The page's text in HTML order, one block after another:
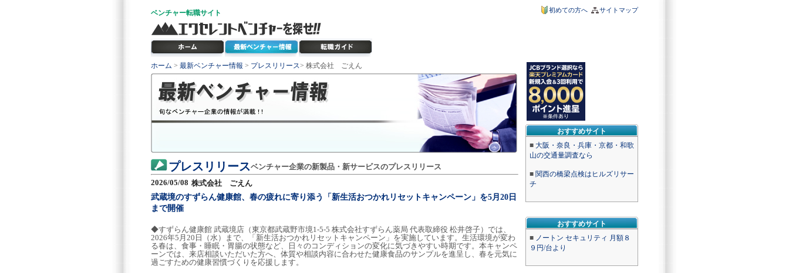
ベンチャー転職サイト サイトマップ
初めての方へ
おすすめサイト
■ 大阪・奈良・兵庫・京都・和歌
山の交通量調査なら
■ 関西の橋梁点検はヒルズリサー
チ
おすすめサイト
■ ノートン セキュリティ 月額８
９円/台より
ホーム > 最新ベンチャー情報 > プレスリリース> 株式会社 ごえん
プレスリリースベンチャー企業の新製品・新サービスのプレスリリース
2026/05/08 株式会社 ごえん
武蔵境のすずらん健康館、春の疲れに寄り添う「新生活おつかれリセットキャンペーン」を5月20日
まで開催
◆すずらん健康館 武蔵境店（東京都武蔵野市境1-5-5 株式会社すずらん薬局 代表取締役 松井啓子）では、
2026年5月20日（水）まで、「新生活おつかれリセットキャンペーン」を実施しています。生活環境が変わ
る春は、食事・睡眠・胃腸の状態など、日々のコンディションの変化に気づきやすい時期です。本キャンペ
ーンでは、来店相談いただいた方へ、体質や相談内容に合わせた健康食品のサンプルを進呈し、春を元気に
過ごすための健康習慣づくりを応援します。